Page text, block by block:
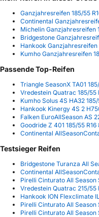
Ganzjahresreifen 185/55
Continental
Michelin Ganzjahresreifen
Bridgestone
Hankook Ganzjahresreifen
Kumho Ganzjahresreifen
Passende Top-Reifen
Triangle SeasonX TA01
Vredestein Quatrac 185/55
Kumho Solus 4S HA32
Hankook Kinergy 4S 2
Falken EuroAllSeason AS
Goodride Z 401 185/55
Continental
Testsieger Reifen
Bridgestone Turanza All
Continental
Pirelli Cinturato All Season
Vredestein Quatrac 215/55
Hankook ION Flexclimate
Pirelli Cinturato All Season
Pirelli Cinturato All Season